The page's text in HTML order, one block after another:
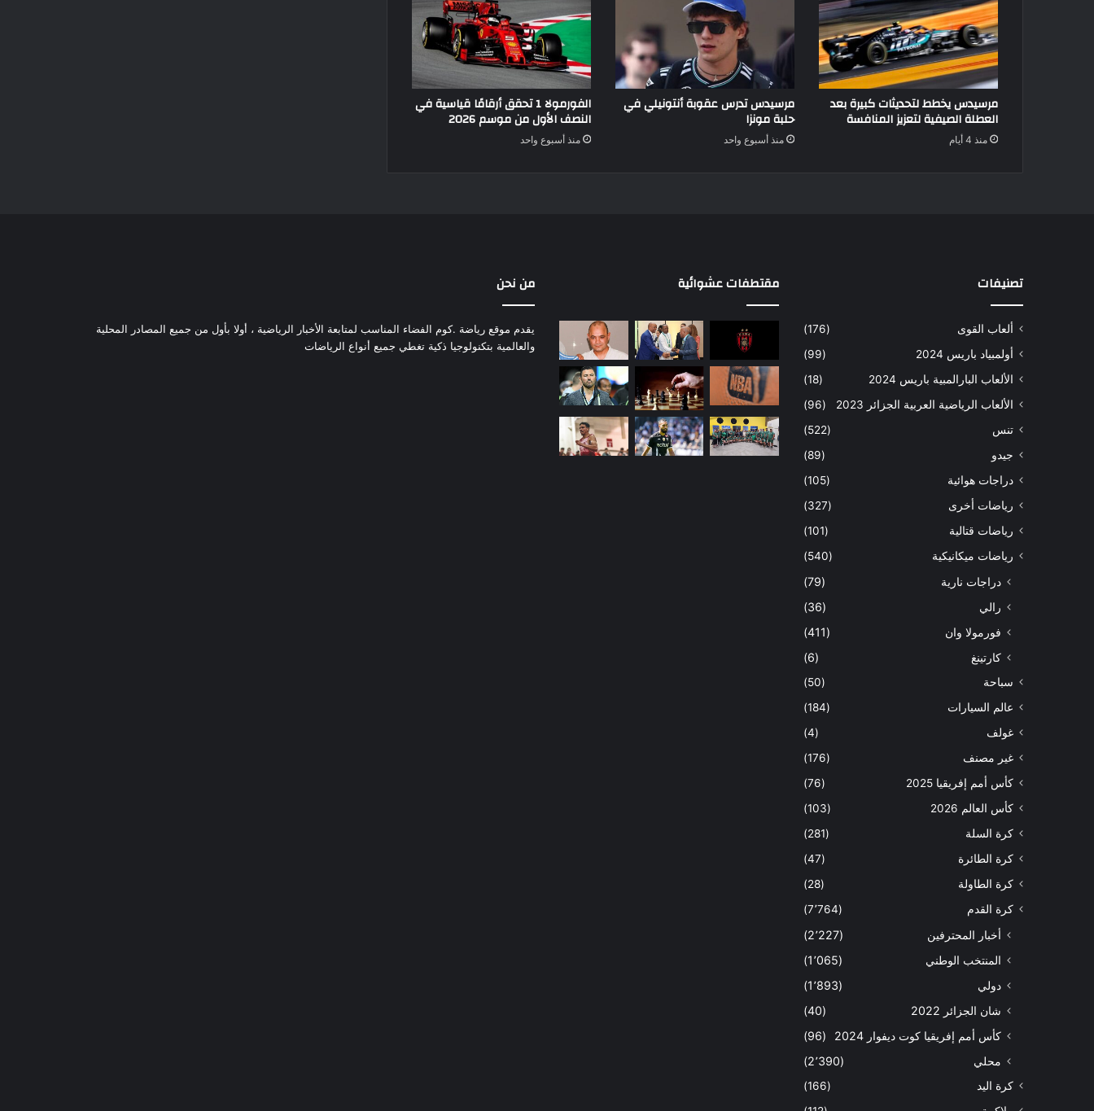
مرسيدس يخطط لتحديثات كبيرة بعد
العطلة الصيفية لتعزيز المنافسة
منذ 4 أيام
مرسيدس تدرس عقوبة أنتونيلي في
حلبة مونزا
منذ أسبوع واحد
الفورمولا 1 تحقق أرقامًا قياسية في
النصف الأول من موسم 2026
منذ أسبوع واحد
تصنيفات
ألعاب القوى
(176)
أولمبياد باريس 2024
(99)
الألعاب البارالمبية باريس 2024
(18)
الألعاب الرياضية العربية الجزائر 2023
(96)
تنس
(522)
جيدو
(89)
دراجات هوائية
(105)
رياضات أخرى
(327)
رياضات قتالية
(101)
رياضات ميكانيكية
(540)
دراجات نارية
(79)
رالي
(36)
فورمولا وان
(411)
كارتينغ
(6)
سباحة
(50)
عالم السيارات
(184)
غولف
(4)
غير مصنف
(176)
كأس أمم إفريقيا 2025
(76)
كأس العالم 2026
(103)
كرة السلة
(281)
كرة الطائرة
(47)
كرة الطاولة
(28)
كرة القدم
(7٬764)
أخبار المحترفين
(2٬227)
المنتخب الوطني
(1٬065)
دولي
(1٬893)
شان الجزائر 2022
(40)
كأس أمم إفريقيا كوت ديفوار 2024
(96)
محلي
(2٬390)
كرة اليد
(166)
مقتطفات عشوائية من نحن
يقدم موقع رياضة .كوم الفضاء المناسب لمتابعة الأخبار الرياضية ، أولا بأول من جميع المصادر المحلية
والعالمية بتكنولوجيا ذكية تغطي جميع أنواع الرياضات